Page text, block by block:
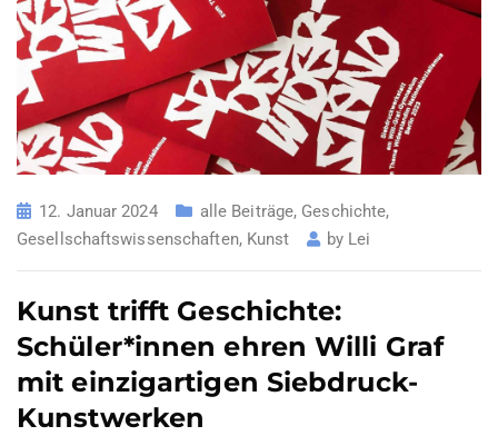
12. Januar 2024 alle Beiträge, Geschichte,
Gesellschaftswissenschaften, Kunst by Lei
Kunst trifft Geschichte:
Schüler*innen ehren Willi Graf
mit einzigartigen Siebdruck-
Kunstwerken